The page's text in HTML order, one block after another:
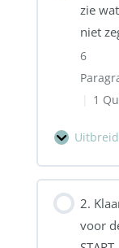
zie
niet
6
1
Ik
ik
zie
0% voltooid
1.1
2.
voor